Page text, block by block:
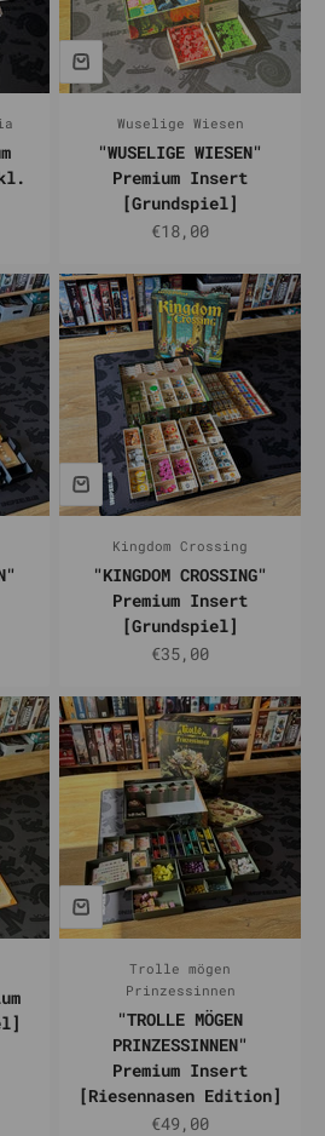
Wuselige Wiesen
"WUSELIGE WIESEN"
Premium Insert
[Grundspiel]
Prix de vente
€18,00
Kingdom Crossing
"KINGDOM CROSSING"
Premium Insert
[Grundspiel]
Prix de vente
€35,00
Trolle mögen
Prinzessinnen
"TROLLE MÖGEN
PRINZESSINNEN"
Premium Insert
[Riesennasen Edition]
Prix de vente
€49,00